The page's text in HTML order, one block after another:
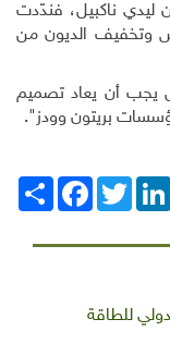
ليدي ناكبيل، فندّدت
وتخفيف الديون من
يجب أن يعاد تصميم
بريتون وودز".
انشر
FacebookTwitterLinkedIn
للطاقة